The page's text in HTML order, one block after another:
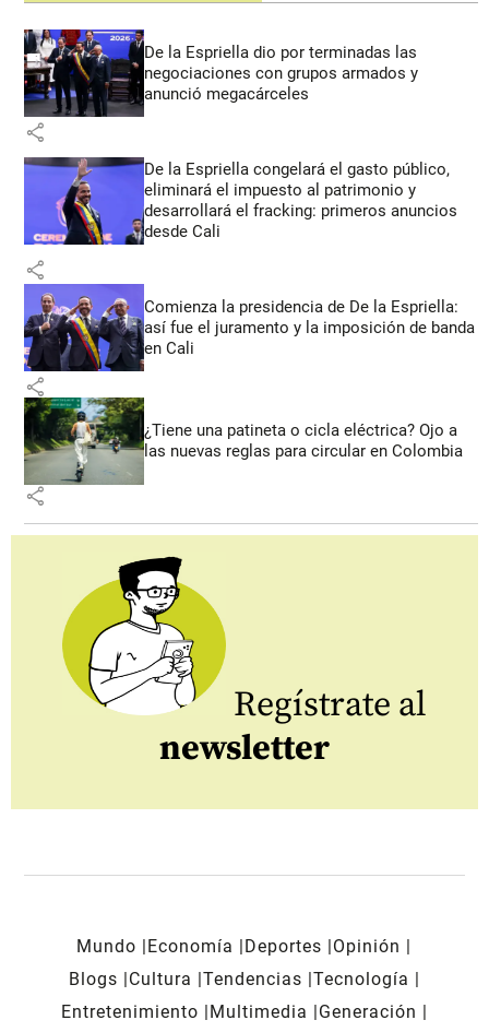
De la Espriella dio por terminadas las
negociaciones con grupos armados y
anunció megacárceles
share
De la Espriella congelará el gasto público,
eliminará el impuesto al patrimonio y
desarrollará el fracking: primeros anuncios
desde Cali
share
Comienza la presidencia de De la Espriella:
así fue el juramento y la imposición de banda
en Cali
share
¿Tiene una patineta o cicla eléctrica? Ojo a
las nuevas reglas para circular en Colombia
share
Regístrate al
newsletter
Mundo Economía Deportes
Opinión
Blogs
Cultura Tendencias Tecnología
Entretenimiento
Multimedia
Generación